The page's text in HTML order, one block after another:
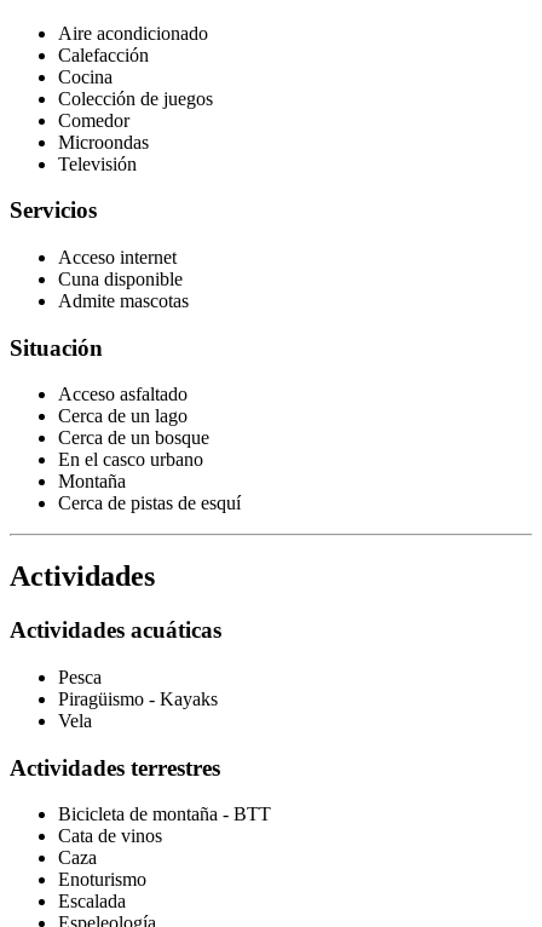
Aire acondicionado
Calefacción
Cocina
Colección de juegos
Comedor
Microondas
Televisión
Servicios
Acceso internet
Cuna disponible
Admite mascotas
Situación
Acceso asfaltado
Cerca de un lago
Cerca de un bosque
En el casco urbano
Montaña
Cerca de pistas de esquí
Actividades
Actividades acuáticas
Pesca
Piragüismo - Kayaks
Vela
Actividades terrestres
Bicicleta de montaña - BTT
Cata de vinos
Caza
Enoturismo
Escalada